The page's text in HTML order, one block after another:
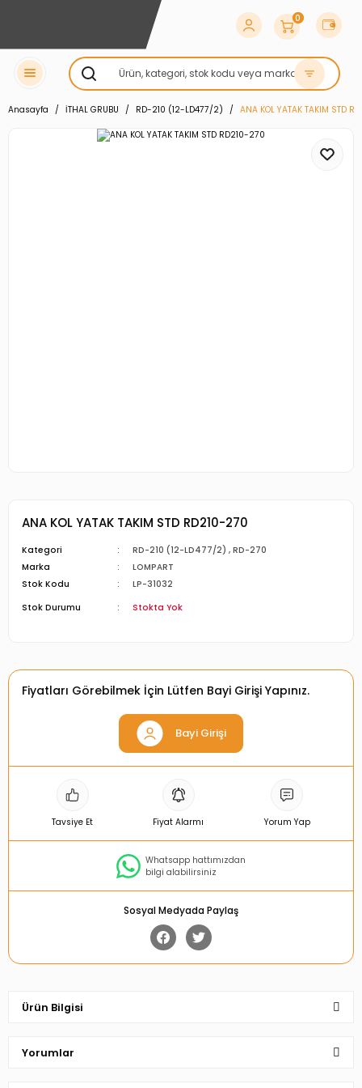
0
Anasayfa İTHAL GRUBU RD-210 (12-LD477/2) ANA KOL YATAK TAKIM STD
ANA KOL YATAK TAKIM STD RD210-270
Kategori RD-210 (12-LD477/2) ,RD-270
Marka
LOMPART
Stok Kodu
LP-31032
Stok Durumu
Stokta Yok
Fiyatları Görebilmek İçin Lütfen Bayi Girişi Yapınız.
Bayi Girişi
Tavsiye Et Fiyat Alarmı Yorum Yap
Whatsapp hattımızdan
bilgi alabilirsiniz
Sosyal Medyada Paylaş
Ürün Bilgisi
Yorumlar